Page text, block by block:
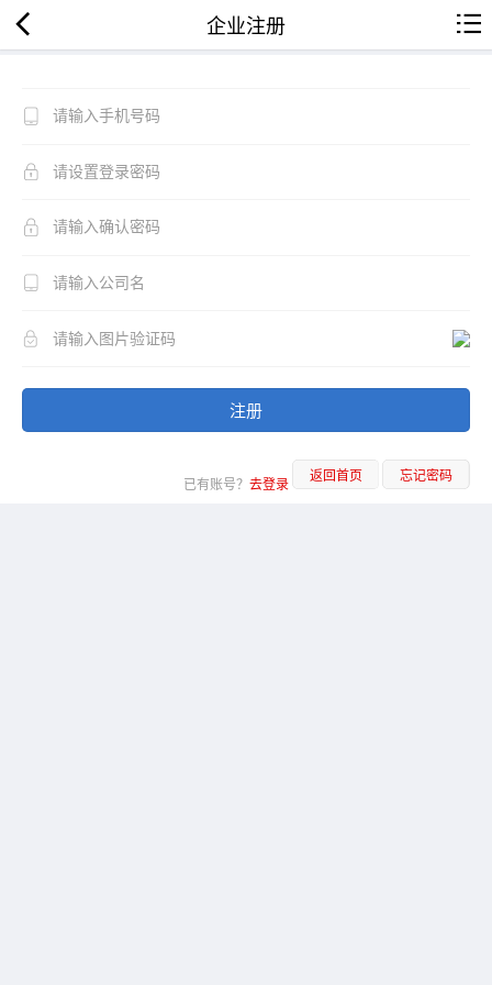
企业注册
注册
已有账号？ 去登录 返回首页 忘记密码